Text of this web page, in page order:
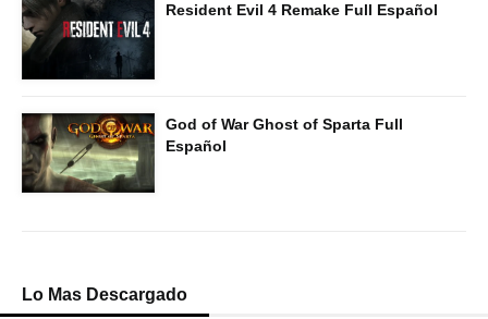
Resident Evil 4 Remake Full Español
God of War Ghost of Sparta Full
Español
Lo Mas Descargado